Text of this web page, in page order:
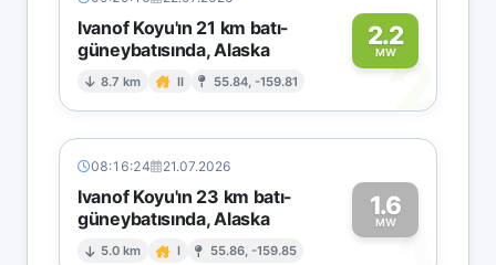
Ivanof Koyu'ın 21 km batı-
güneybatısında, Alaska
8.7 km II 55.84, -159.81
2.2
MW2
08:16:24 21.07.2026
Ivanof Koyu'ın 23 km batı-
güneybatısında, Alaska
5.0 km I 55.86, -159.85
1.6
MW